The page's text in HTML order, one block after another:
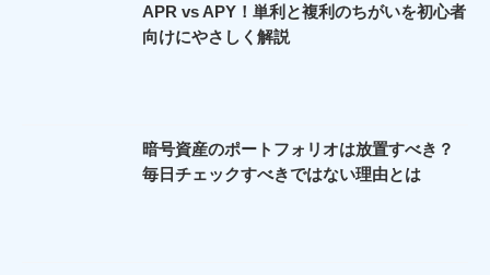
APR vs APY！単利と複利のちがいを初心者
向けにやさしく解説
暗号資産のポートフォリオは放置すべき？
毎日チェックすべきではない理由とは